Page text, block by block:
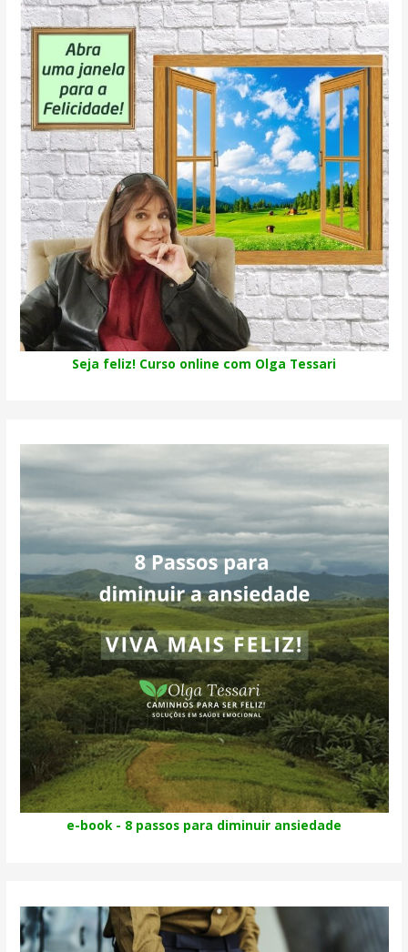
Seja feliz! Curso online com Olga Tessari
e-book - 8 passos para diminuir ansiedade